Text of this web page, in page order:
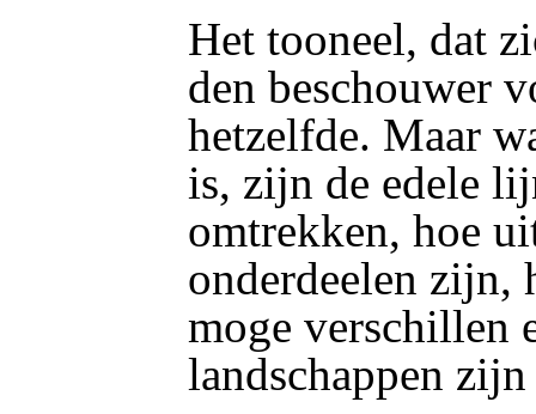
Het tooneel, dat
den beschouwer
hetzelfde. Maar
is, zijn de edele
omtrekken, hoe
onderdeelen zijn,
moge verschillen
landschappen